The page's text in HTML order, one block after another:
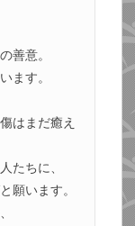
善意。
ます。
はまだ癒え
たちに、
願います。